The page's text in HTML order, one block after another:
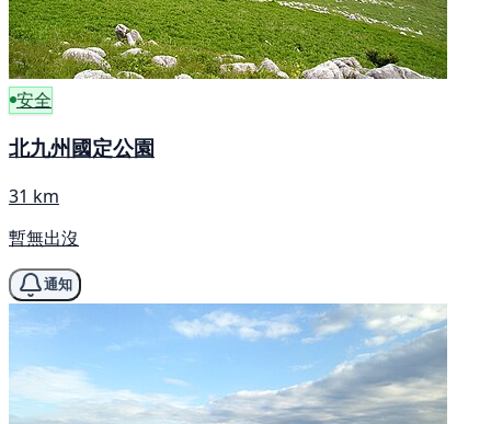
安全
北九州國定公園
31 km
暫無出沒
通知